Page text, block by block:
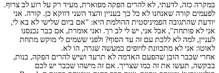
במקרה כזה, לדעתי, לא להרים הפקה מפוארת, מעיד רק על רוע לב צרוף.
לפעמים קורה שאנחנו לא כל כך בעניין והצד השני דווקא כן. קורה. אני
יודעת שהתגובה הפמיניסטית ההולמת היא: "אם ביום שלישי לא בא לי,
אני לא פותחת", אבל אני, יש לי לב רך. ואני אומרת, אם כבר נכנסנו
לעניין, למה לא ללכת עם זה עד הסוף? ולפני ששמים לי מוקש מתחת
לאוטו: אני לא מתכוונת לזיופים כמעשה שגרה, הו לא.
אחרי שכבר הובן שהפעם האדמה לא תרעד ושיש להרים הפקה, בנות,
בבקשה, תעשו את זה כמו שצריך. אם זה מישהו שכבר יש לכם